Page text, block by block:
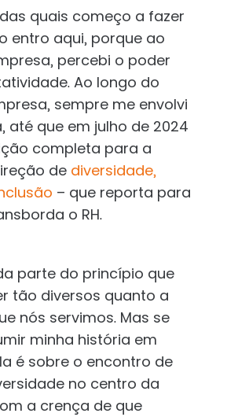
quais começo a fazer
entro aqui, porque ao
percebi o poder
Ao longo do
sempre me envolvi
até que em julho de 2024
completa para a
de diversidade,
– que reporta para
o RH.
parte do princípio que
tão diversos quanto a
nós servimos. Mas se
minha história em
é sobre o encontro de
no centro da
a crença de que